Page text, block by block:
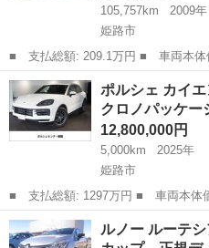
105,757km
2009年
姫路市
■ 支払総額: 209.1万円 ■ 車両本体価格： 1,890,000 円 ■ メーカ
ー名： クライスラー・ジープ ■
ンリミテッド ■ グレード名： サ
アップ ...
兵庫 姫路市
ポルシェ カイ
クロノパッケ
12,800,000円
5,000km
2025年
姫路市
■ 支払総額: 1297万円 ■ 車両本体価格： 12,800,000 円 ■ メーカ
ー名： ポルシェ ■ 車種名： カ
グレード スポーツクロノパッケ
兵庫 姫路市
ルノー ルーテ